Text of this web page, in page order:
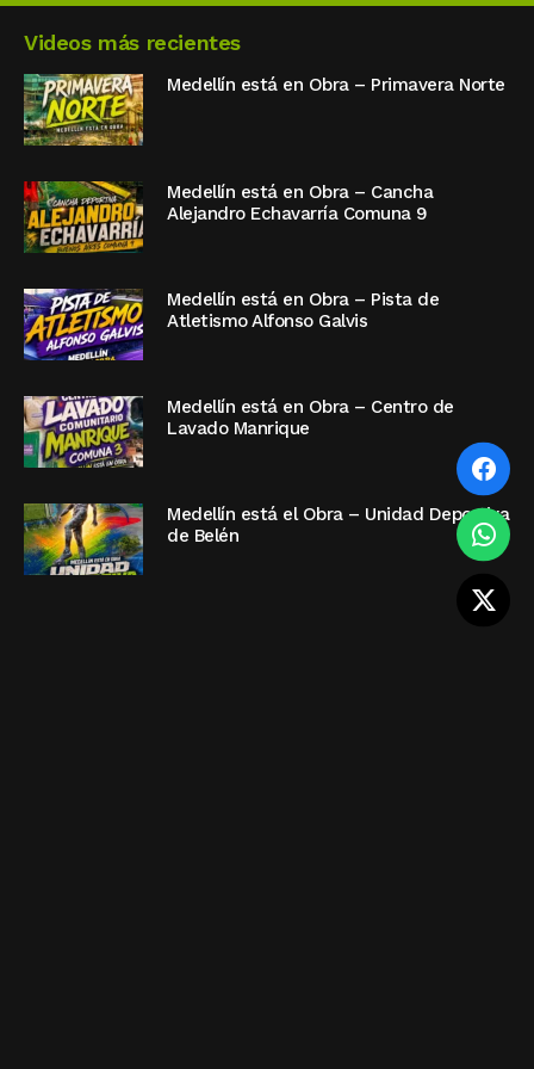
Videos más recientes
Medellín está en Obra – Primavera Norte
Medellín está en Obra – Cancha
Alejandro Echavarría Comuna 9
Medellín está en Obra – Pista de
Atletismo Alfonso Galvis
Medellín está en Obra – Centro de
Lavado Manrique
Medellín está el Obra – Unidad Deportiva
de Belén